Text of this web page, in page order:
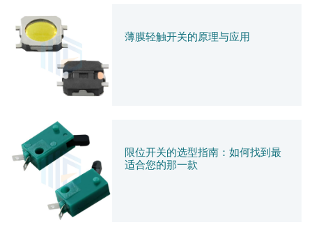
薄膜轻触开关的原理与应用
限位开关的选型指南：如何找到最
适合您的那一款